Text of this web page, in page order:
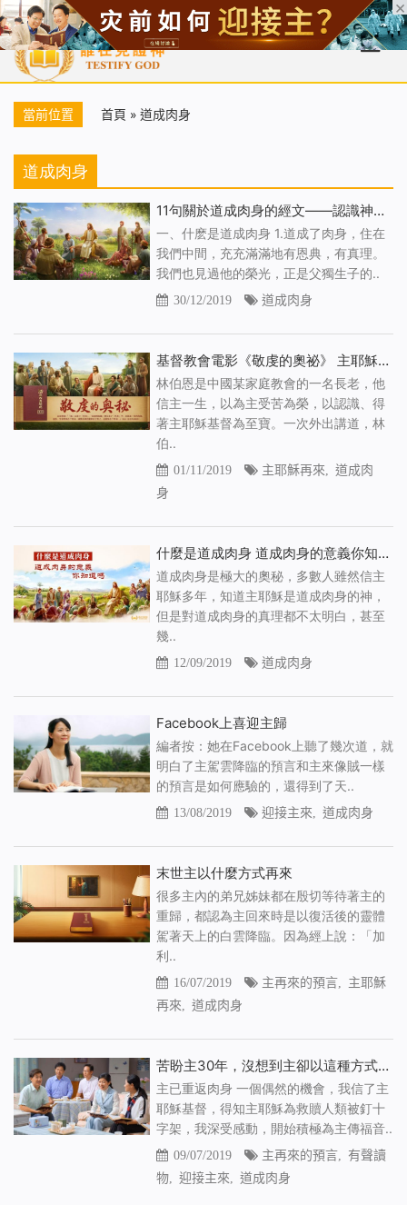
首頁 每日靈糧 天國福音 基督徒見證 信仰解答 聖經
當前位置 首頁 » 道成肉身
道成肉身
11句關於道成肉身的經文——認識神道成肉身的奧秘
一、什麽是道成肉身 1.道成了肉身，住在
我們中間，充充滿滿地有恩典，有真理。
我們也見過他的榮光，正是父獨生子的..
30/12/2019 道成肉身
基督教會電影《敬虔的奧祕》 主耶穌早已道成肉身隱秘降臨
林伯恩是中國某家庭教會的一名長老，他
信主一生，以為主受苦為榮，以認識、得
著主耶穌基督為至寶。一次外出講道，林
伯..
01/11/2019 主耶穌再來
道成肉
身
什麼是道成肉身 道成肉身的意義你知道嗎
道成肉身是極大的奧秘，多數人雖然信主
耶穌多年，知道主耶穌是道成肉身的神，
但是對道成肉身的真理都不太明白，甚至
幾..
12/09/2019 道成肉身
Facebook上喜迎主歸
編者按：她在Facebook上聽了幾次道，就
明白了主駕雲降臨的預言和主來像賊一樣
的預言是如何應驗的，還得到了天..
13/08/2019 迎接主來 道成肉身
末世主以什麼方式再來
很多主內的弟兄姊妹都在殷切等待著主的
重歸，都認為主回來時是以復活後的靈體
駕著天上的白雲降臨。因為經上說：「加
利..
16/07/2019 主再來的預言, 主耶穌
再來
道成肉身
苦盼主30年，沒想到主卻以這種方式降臨（有聲讀物）
主已重返肉身 一個偶然的機會，我信了主
耶穌基督，得知主耶穌為救贖人類被釘十
字架，我深受感動，開始積極為主傳福音..
09/07/2019 主再來的預言, 有聲讀
物, 迎接主來 道成肉身